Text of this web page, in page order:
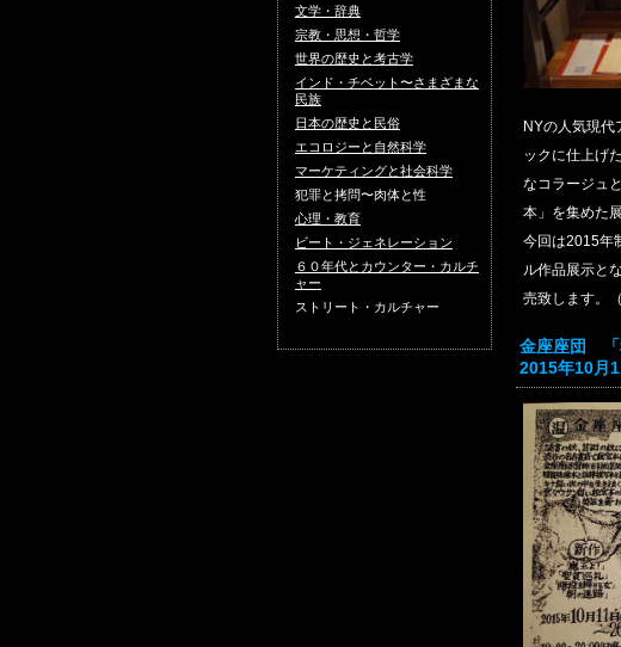
文学・辞典
宗教・思想・哲学
世界の歴史と考古学
インド・チベット〜さまざまな
民族
日本の歴史と民俗
エコロジーと自然科学
マーケティングと社会科学
犯罪と拷問〜肉体と性
心理・教育
ビート・ジェネレーション
６０年代とカウンター・カルチ
ャー
ストリート・カルチャー
NYの人気現代
ックに仕上げ
なコラージュ
本」を集めた
今回は2015年
ル作品展示と
売致します。
金座座団 「
2015年10月